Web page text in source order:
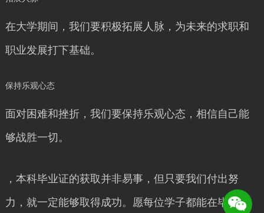
在大学期间，我们要积极拓展人脉，为未来的求职和
职业发展打下基础。
保持乐观心态
面对困难和挫折，我们要保持乐观心态，相信自己能
够战胜一切。
，本科毕业证的获取并非易事，但只要我们付出努
力，就一定能够取得成功。愿每位学子都能在毕业之